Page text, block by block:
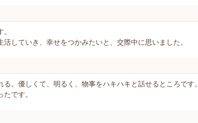
していき、幸せをつかみたいと、交際中に思いました。
。優しくて、明るく、物事をハキハキと話せるところです。
です。